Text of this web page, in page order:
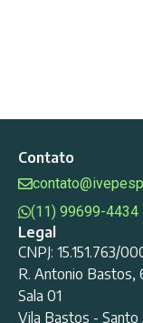
Contato
(11) 99699-4434
Legal
CNPJ: 15.151.763/
R. Antonio Bastos,
Sala 01
Vila Bastos - Santo